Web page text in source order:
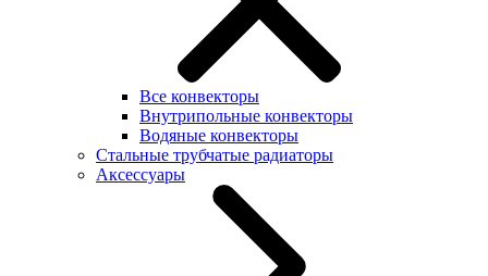
Все конвекторы
Внутрипольные конвекторы
Водяные конвекторы
Стальные трубчатые радиаторы
Аксессуары